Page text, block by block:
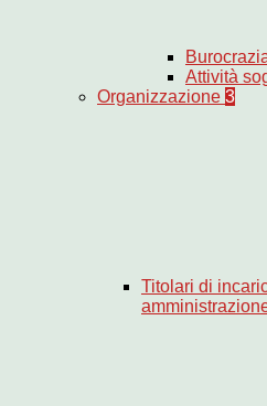
Attività
Organizzazione 3
Titolari di